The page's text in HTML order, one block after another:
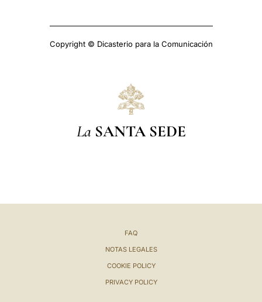
Copyright © Dicasterio para la Comunicación
La SANTA SEDE
FAQ
NOTAS LEGALES
COOKIE POLICY
PRIVACY POLICY